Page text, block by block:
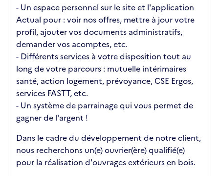
- Un espace personnel sur le site et l'application
Actual pour : voir nos offres, mettre à jour votre
profil, ajouter vos documents administratifs,
demander vos acomptes, etc.
- Différents services à votre disposition tout au
long de votre parcours : mutuelle intérimaires
santé, action logement, prévoyance, CSE Ergos,
services FASTT, etc.
- Un système de parrainage qui vous permet de
gagner de l'argent !
Dans le cadre du développement de notre client,
nous recherchons un(e) ouvrier(ère) qualifié(e)
pour la réalisation d'ouvrages extérieurs en bois.